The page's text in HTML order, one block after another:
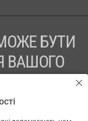
БУТИ
ВАШОГО